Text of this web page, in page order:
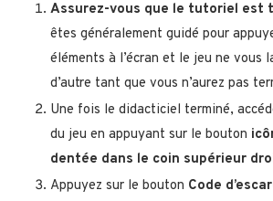
Assurez-vous que le tutoriel est
êtes généralement guidé pour
éléments à l’écran et le jeu ne vous
d’autre tant que vous n’aurez pas
Une fois le didacticiel terminé,
du jeu en appuyant sur le bouton
dentée dans le coin supérieur
Appuyez sur le bouton Code